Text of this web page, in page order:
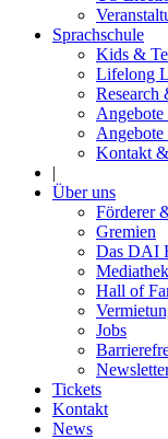
Sprachschule
Kids &
Lifelong
Angebote
Kontakt
|
Über uns
Förderer
Gremien
Das DAI
Mediathek
Hall of
Jobs
Tickets
Kontakt
News